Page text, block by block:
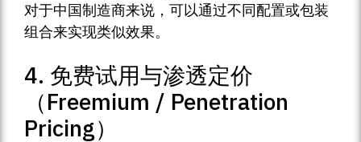
对于中国制造商来说，可以通过不同配置或包装
组合来实现类似效果。
4. 免费试用与渗透定价
（Freemium / Penetration
Pricing）